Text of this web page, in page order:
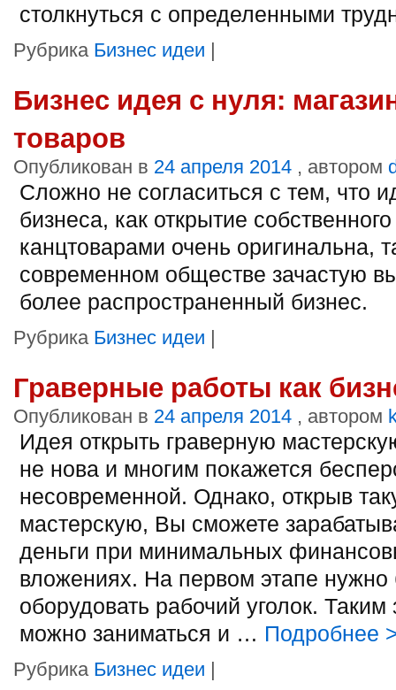
столкнуться с определенными
Рубрика Бизнес идеи |
Бизнес идея с нуля:
товаров
Опубликован в 24 апреля 2014 , автором
Сложно не согласиться с тем, что
бизнеса, как открытие
канцтоварами очень оригинальна,
современном обществе зачастую
более распространенный бизнес.
Рубрика Бизнес идеи |
Граверные работы как
Опубликован в 24 апреля 2014 , автором
Идея открыть граверную
не нова и многим покажется
несовременной. Однако, открыв
мастерскую, Вы сможете
деньги при минимальных
вложениях. На первом этапе нужно
оборудовать рабочий уголок. Таким
можно заниматься и … Подробнее
Рубрика Бизнес идеи |